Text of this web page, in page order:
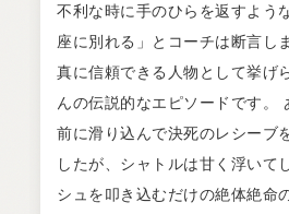
不利な時に手のひらを返すよう
座に別れる」とコーチは断言し
真に信頼できる人物として挙げ
んの伝説的なエピソードです。
前に滑り込んで決死のレシーブ
したが、シャトルは甘く浮いて
シュを叩き込むだけの絶体絶命